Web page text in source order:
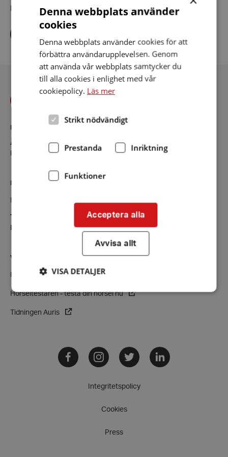
Dela artikeln i sociala medier
via
facebook
Dela
twitter
Dela
linkedin
Ängelholm
Kontaktsida
RIKSFÖRBUNDET
Hörselskadades Riksförbund (HRF)
Tel:
08-457 55 00 (växel)
VÅRA VERKSAMHETER
Hörsellinjen - vår rådgivningstjänst
Hörseltestaren - testa din hörsel nu
Tidningen Auris
FacebookInstagramTwitter LinkedIn
Integritetspolicy
Cookies
Press
Denna webbplats använder
cookies
Denna webbplats använder cookies för att
förbättra användarupplevelsen. Genom
att använda vår webbplats samtycker du
till alla cookies i enlighet med vår
cookiepolicy. Läs mer
Strikt nödvändigt
Prestanda Inriktning
Funktioner
Acceptera alla
Avvisa allt
VISA DETALJER
Strikt nödvändigt
Strikt nödvändiga kakor tillåter
kärnwebbplatsfunktioner som användarinloggning
och kontohantering. Webbplatsen kan inte